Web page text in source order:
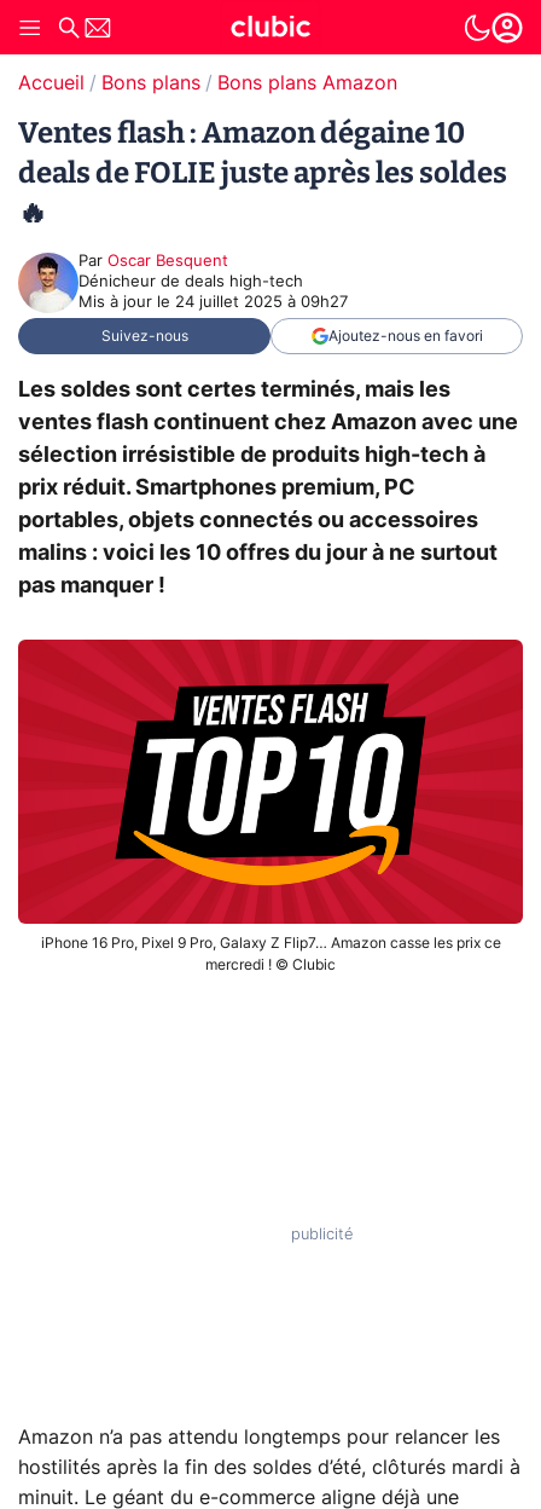
Accueil Bons plans Bons plans Amazon
Ventes flash : Amazon dégaine 10
deals de FOLIE juste après les soldes
🔥
Par Oscar Besquent
Dénicheur de deals high-tech
Mis à jour le 24 juillet 2025 à 09h27
Suivez-nous Ajoutez-nous en favori
Les soldes sont certes terminés, mais les
ventes flash continuent chez Amazon avec une
sélection irrésistible de produits high-tech à
prix réduit. Smartphones premium, PC
portables, objets connectés ou accessoires
malins : voici les 10 offres du jour à ne surtout
pas manquer !
iPhone 16 Pro, Pixel 9 Pro, Galaxy Z Flip7… Amazon casse les prix ce
mercredi ! © Clubic
Amazon n’a pas attendu longtemps pour relancer les
hostilités après la fin des soldes d’été, clôturés mardi à
minuit. Le géant du e-commerce aligne déjà une